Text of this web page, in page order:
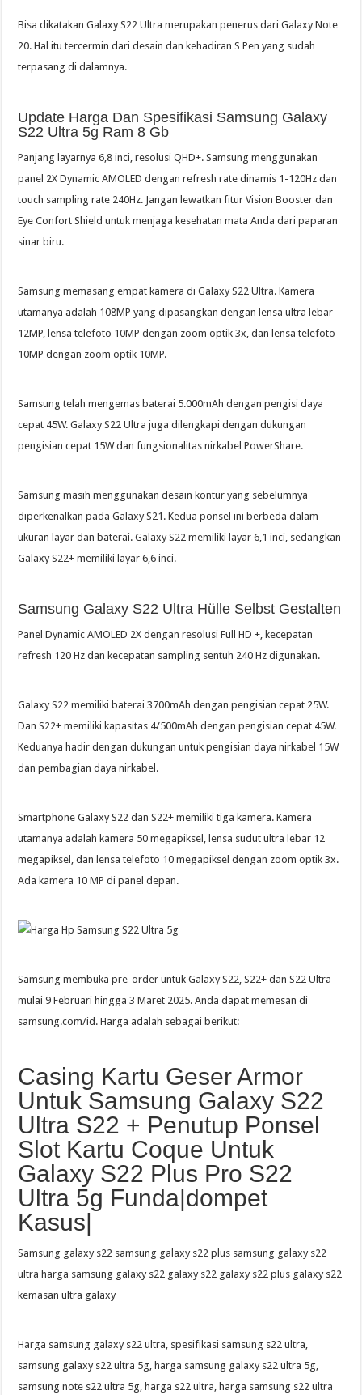
Bisa dikatakan Galaxy S22 Ultra merupakan penerus dari Galaxy Note
20. Hal itu tercermin dari desain dan kehadiran S Pen yang sudah
terpasang di dalamnya.
Update Harga Dan Spesifikasi Samsung Galaxy
S22 Ultra 5g Ram 8 Gb
Panjang layarnya 6,8 inci, resolusi QHD+. Samsung menggunakan
panel 2X Dynamic AMOLED dengan refresh rate dinamis 1-120Hz dan
touch sampling rate 240Hz. Jangan lewatkan fitur Vision Booster dan
Eye Confort Shield untuk menjaga kesehatan mata Anda dari paparan
sinar biru.
Samsung memasang empat kamera di Galaxy S22 Ultra. Kamera
utamanya adalah 108MP yang dipasangkan dengan lensa ultra lebar
12MP, lensa telefoto 10MP dengan zoom optik 3x, dan lensa telefoto
10MP dengan zoom optik 10MP.
Samsung telah mengemas baterai 5.000mAh dengan pengisi daya
cepat 45W. Galaxy S22 Ultra juga dilengkapi dengan dukungan
pengisian cepat 15W dan fungsionalitas nirkabel PowerShare.
Samsung masih menggunakan desain kontur yang sebelumnya
diperkenalkan pada Galaxy S21. Kedua ponsel ini berbeda dalam
ukuran layar dan baterai. Galaxy S22 memiliki layar 6,1 inci, sedangkan
Galaxy S22+ memiliki layar 6,6 inci.
Samsung Galaxy S22 Ultra Hülle Selbst Gestalten
Panel Dynamic AMOLED 2X dengan resolusi Full HD +, kecepatan
refresh 120 Hz dan kecepatan sampling sentuh 240 Hz digunakan.
Galaxy S22 memiliki baterai 3700mAh dengan pengisian cepat 25W.
Dan S22+ memiliki kapasitas 4/500mAh dengan pengisian cepat 45W.
Keduanya hadir dengan dukungan untuk pengisian daya nirkabel 15W
dan pembagian daya nirkabel.
Smartphone Galaxy S22 dan S22+ memiliki tiga kamera. Kamera
utamanya adalah kamera 50 megapiksel, lensa sudut ultra lebar 12
megapiksel, dan lensa telefoto 10 megapiksel dengan zoom optik 3x.
Ada kamera 10 MP di panel depan.
Samsung membuka pre-order untuk Galaxy S22, S22+ dan S22 Ultra
mulai 9 Februari hingga 3 Maret 2025. Anda dapat memesan di
samsung.com/id. Harga adalah sebagai berikut:
Casing Kartu Geser Armor
Untuk Samsung Galaxy S22
Ultra S22 + Penutup Ponsel
Slot Kartu Coque Untuk
Galaxy S22 Plus Pro S22
Ultra 5g Funda|dompet
Kasus|
Samsung galaxy s22 samsung galaxy s22 plus samsung galaxy s22
ultra harga samsung galaxy s22 galaxy s22 galaxy s22 plus galaxy s22
kemasan ultra galaxy
Harga samsung galaxy s22 ultra, spesifikasi samsung s22 ultra,
samsung galaxy s22 ultra 5g, harga samsung galaxy s22 ultra 5g,
samsung note s22 ultra 5g, harga s22 ultra, harga samsung s22 ultra